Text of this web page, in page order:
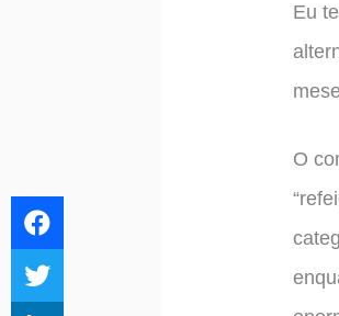
Eu
O